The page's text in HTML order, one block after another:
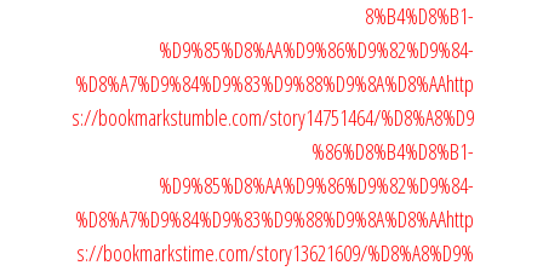
8%B4%D8%B1-
%D9%85%D8%AA%D9%86%D9%82%D9%84-
%D8%A7%D9%84%D9%83%D9%88%D9%8A%D8%AAhttp
s://bookmarkstumble.com/story14751464/%D8%A8%D9
%86%D8%B4%D8%B1-
%D9%85%D8%AA%D9%86%D9%82%D9%84-
%D8%A7%D9%84%D9%83%D9%88%D9%8A%D8%AAhttp
s://bookmarkstime.com/story13621609/%D8%A8%D9%